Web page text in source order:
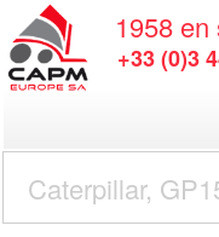
1958 en
+33 (0)3